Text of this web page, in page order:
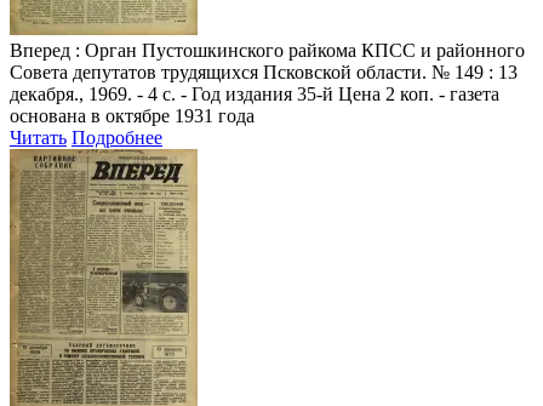
Вперед : Орган Пустошкинского райкома КПСС и районного
Совета депутатов трудящихся Псковской области. № 149 : 13
декабря., 1969. - 4 с. - Год издания 35-й Цена 2 коп. - газета
основана в октябре 1931 года
Читать Подробнее